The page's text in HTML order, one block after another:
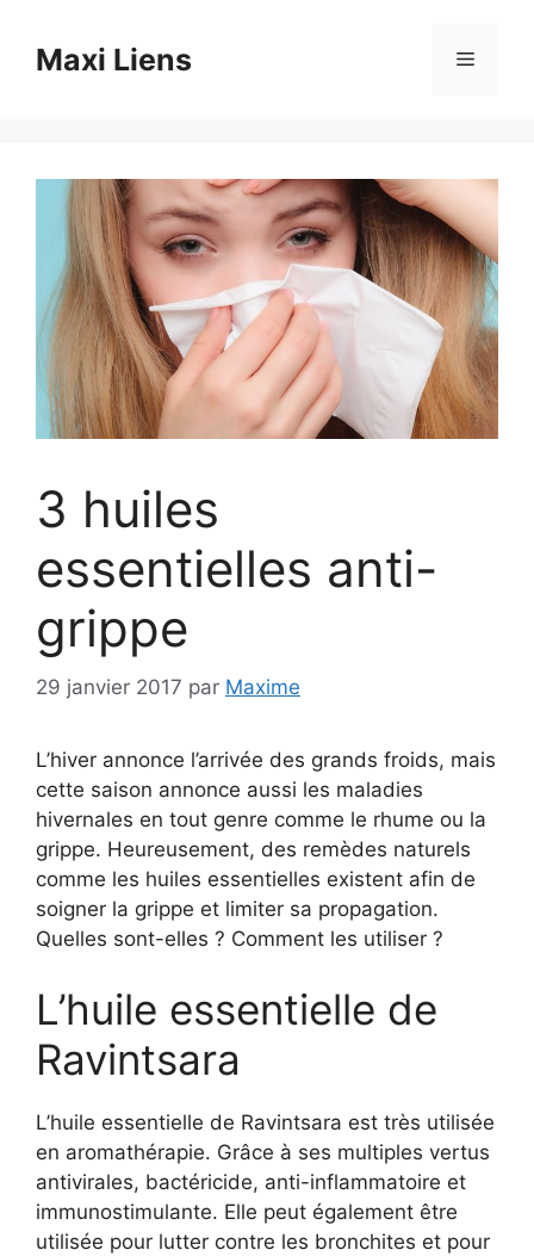
contenuMaxi Liens Menu
3 huiles
essentielles anti-
grippe
29 janvier 2017 par Maxime
L’hiver annonce l’arrivée des grands froids, mais
cette saison annonce aussi les maladies
hivernales en tout genre comme le rhume ou la
grippe. Heureusement, des remèdes naturels
comme les huiles essentielles existent afin de
soigner la grippe et limiter sa propagation.
Quelles sont-elles ? Comment les utiliser ?
L’huile essentielle de
Ravintsara
L’huile essentielle de Ravintsara est très utilisée
en aromathérapie. Grâce à ses multiples vertus
antivirales, bactéricide, anti-inflammatoire et
immunostimulante. Elle peut également être
utilisée pour lutter contre les bronchites et pour